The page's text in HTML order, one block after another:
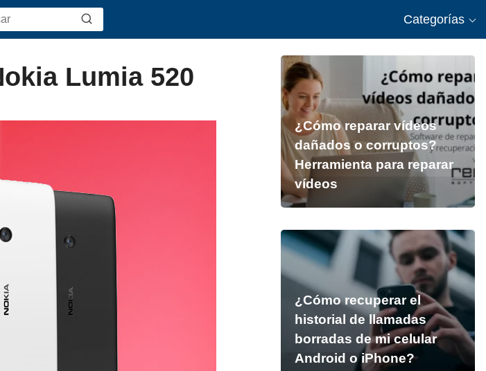
Categorías
Lumia 520
¿Cómo reparar vídeos
dañados o corruptos?
Herramienta para reparar
vídeos
¿Cómo recuperar el
historial de llamadas
borradas de mi celular
Android o iPhone?